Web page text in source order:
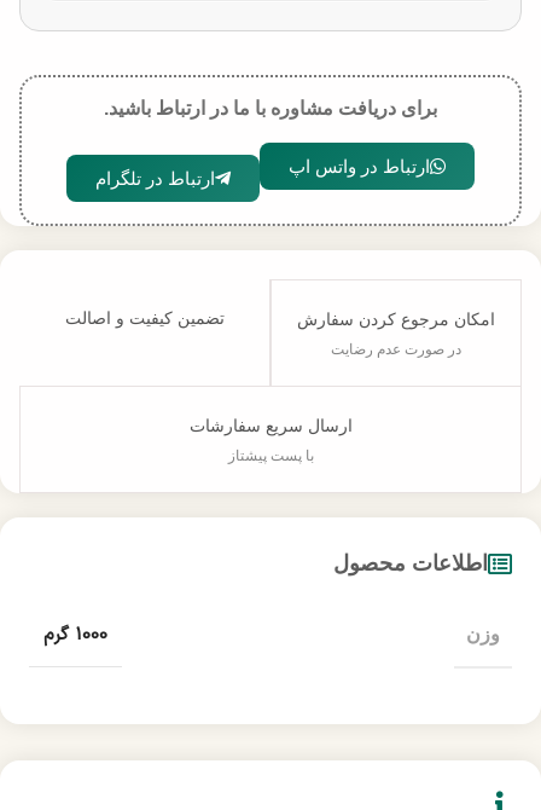
برای دریافت مشاوره با ما در ارتباط باشید.
ارتباط در واتس اپ
ارتباط در تلگرام
امکان مرجوع کردن سفارش
در صورت عدم رضایت
تضمین کیفیت و اصالت
ارسال سریع سفارشات
با پست پیشتاز
اطلاعات محصول
وزن 1000 گرم